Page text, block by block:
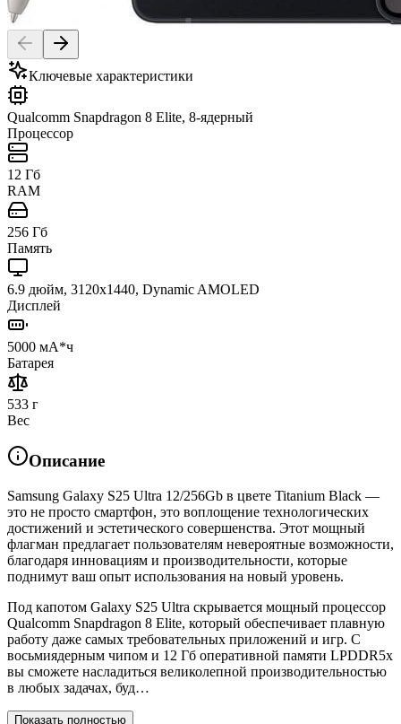
Ключевые характеристики
Qualcomm Snapdragon 8 Elite, 8-ядерный
Процессор
12 Гб
RAM
256 Гб
Память
6.9 дюйм, 3120x1440, Dynamic AMOLED
Дисплей
5000 мА*ч
Батарея
533 г
Вес
Описание
Samsung Galaxy S25 Ultra 12/256Gb в цвете Titanium Black —
это не просто смартфон, это воплощение технологических
достижений и эстетического совершенства. Этот мощный
флагман предлагает пользователям невероятные возможности,
благодаря инновациям и производительности, которые
поднимут ваш опыт использования на новый уровень.
Под капотом Galaxy S25 Ultra скрывается мощный процессор
Qualcomm Snapdragon 8 Elite, который обеспечивает плавную
работу даже самых требовательных приложений и игр. С
восьмиядерным чипом и 12 Гб оперативной памяти LPDDR5x
вы сможете насладиться великолепной производительностью
в любых задачах, буд…
Показать полностью